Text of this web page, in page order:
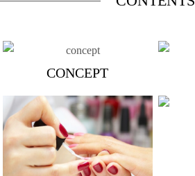
CONCEPT